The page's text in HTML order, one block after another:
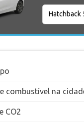
combustível na
CO2